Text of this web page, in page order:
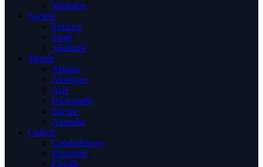
Ministère
Société
Enfance
Santé
Solidarité
Monde
Afrique
Amérique
Asie
Diplomatie
Europe
Australia
Culture
Condoléances
Proximité
Famille